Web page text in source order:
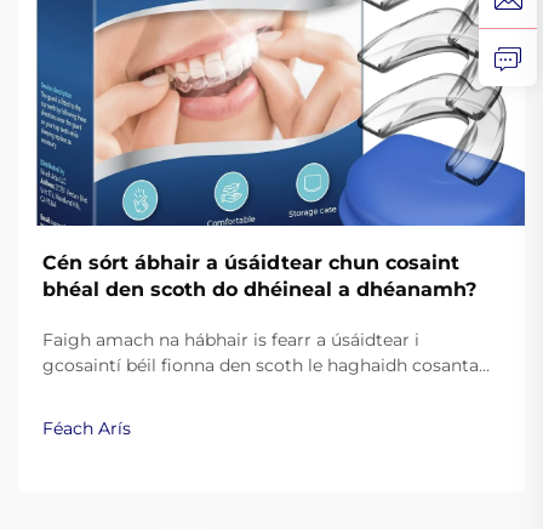
Cén sórt ábhair a úsáidtear chun cosaint
bhéal den scoth do dhéineal a dhéanamh?
Faigh amach na hábhair is fearr a úsáidtear i
gcosaintí béil fionna den scoth le haghaidh cosanta
silicín ceannais, EVA, agus teasphlastaicí an
fheidhmíocht. Léigh níos mó.
Féach Arís